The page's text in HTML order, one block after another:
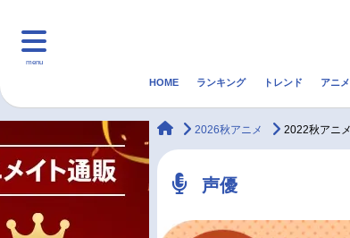
menu
マンガ・ラノベ ゲーム・アプリ
最新記事
HOME ランキング トレンド アニメ
animateTimes
2026秋アニメ 2022秋アニ
声優